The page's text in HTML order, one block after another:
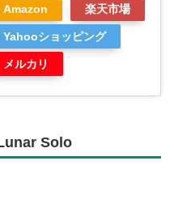
Amazon 楽天市場
Yahooショッピング
メルカリ
Solo